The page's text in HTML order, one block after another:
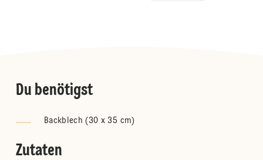
Du benötigst
Backblech (30 x 35 cm)
Zutaten